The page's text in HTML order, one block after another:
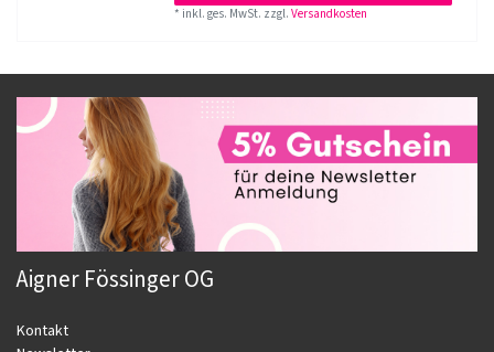
* inkl. ges. MwSt. zzgl.Versandkosten
Aigner Fössinger OG
Kontakt